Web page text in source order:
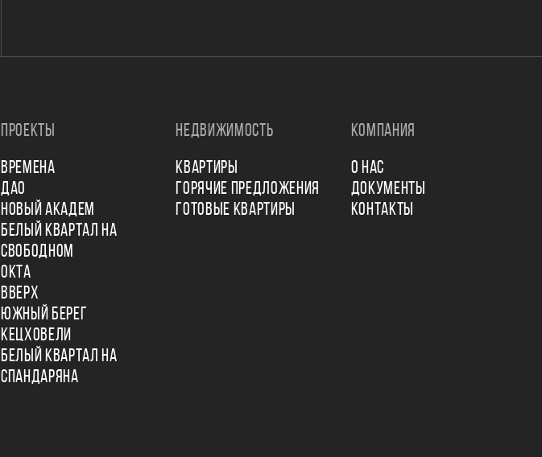
ПРОЕКТЫ
ВРЕМЕНА
ДАО
НОВЫЙ АКАДЕМ
БЕЛЫЙ КВАРТАЛ НА
СВОБОДНОМ
ОКТА
ВВЕРХ
ЮЖНЫЙ БЕРЕГ
КЕЦХОВЕЛИ
БЕЛЫЙ КВАРТАЛ НА
СПАНДАРЯНА
НЕДВИЖИМОСТЬ
КВАРТИРЫ
ГОРЯЧИЕ ПРЕДЛОЖЕНИЯ
ГОТОВЫЕ КВАРТИРЫ
КОМПАНИЯ
О НАС
ДОКУМЕНТЫ
КОНТАКТЫ